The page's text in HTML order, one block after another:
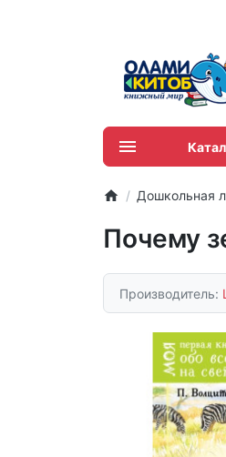
Дошкольная
Почему
Производитель: